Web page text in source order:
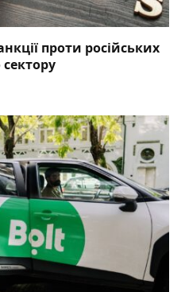
проти російських
сектору